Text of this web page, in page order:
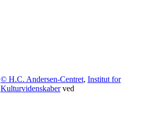
© H.C. Andersen-Centret, Institut for
Kulturvidenskaberved